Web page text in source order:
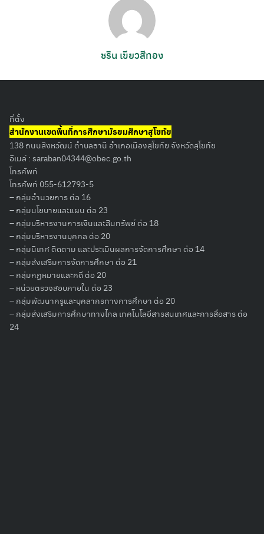
Search
for:
ชริน เขียวสีทอง
ที่ตั้ง
สำนักงานเขตพื้นที่การศึกษามัธยมศึกษาสุโขทัย
138 ถนนสิงหวัฒน์ ตำบลธานี อำเภอเมืองสุโขทัย จังหวัดสุโขทัย
อีเมล์ : saraban04344@obec.go.th
โทรศัพท์
โทรศัพท์ 055-612793-5
– กลุ่มอำนวยการ ต่อ 16
– กลุ่มนโยบายและแผน ต่อ 23
– กลุ่มบริหารงานการเงินและสินทรัพย์ ต่อ 18
– กลุ่มบริหารงานบุคคล ต่อ 20
– กลุ่มนิเทศ ติดตาม และประเมินผลการจัดการศึกษา ต่อ 14
– กลุ่มส่งเสริมการจัดการศึกษา ต่อ 21
– กลุ่มกฏหมายและคดี ต่อ 20
– หน่วยตรวจสอบภายใน ต่อ 23
– กลุ่มพัฒนาครูและบุคลากรทางการศึกษา ต่อ 20
– กลุ่มส่งเสริมการศึกษาทางไกล เทคโนโลยีสารสนเทศและการสื่อสาร ต่อ
24